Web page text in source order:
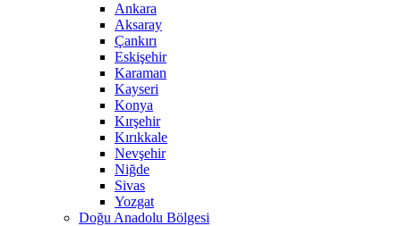
Ankara
Aksaray
Çankırı
Eskişehir
Karaman
Kayseri
Konya
Kırşehir
Kırıkkale
Nevşehir
Niğde
Sivas
Yozgat
Doğu Anadolu Bölgesi